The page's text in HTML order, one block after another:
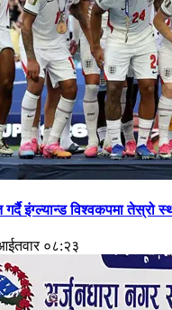
इंग्ल्यान्ड विश्वकपमा तेस्रो
०८:२३